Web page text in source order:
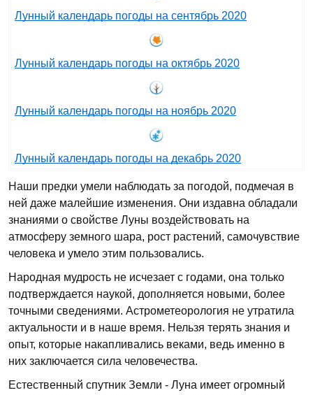
Лунный календарь погоды на сентябрь 2020
Лунный календарь погоды на октябрь 2020
Лунный календарь погоды на ноябрь 2020
Лунный календарь погоды на декабрь 2020
Наши предки умели наблюдать за погодой, подмечая в
ней даже малейшие изменения. Они издавна обладали
знаниями о свойстве Луны воздействовать на
атмосферу земного шара, рост растений, самочувствие
человека и умело этим пользовались.
Народная мудрость не исчезает с годами, она только
подтверждается наукой, дополняется новыми, более
точными сведениями. Астрометеорология не утратила
актуальности и в наше время. Нельзя терять знания и
опыт, которые накапливались веками, ведь именно в
них заключается сила человечества.
Естественный спутник Земли - Луна имеет огромный